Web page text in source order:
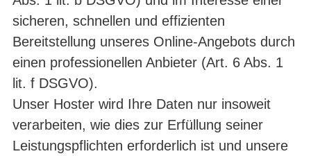
sicheren, schnellen und effizienten
Bereitstellung unseres Online-Angebots durch
einen professionellen Anbieter (Art. 6 Abs. 1
lit. f DSGVO).
Unser Hoster wird Ihre Daten nur insoweit
verarbeiten, wie dies zur Erfüllung seiner
Leistungspflichten erforderlich ist und unsere